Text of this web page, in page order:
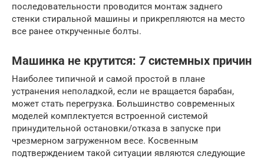
последовательности проводится монтаж заднего
стенки стиральной машины и прикрепляются на место
все ранее открученные болты.
Машинка не крутится: 7 системных причин
Наиболее типичной и самой простой в плане
устранения неполадкой, если не вращается барабан,
может стать перегрузка. Большинство современных
моделей комплектуется встроенной системой
принудительной остановки/отказа в запуске при
чрезмерном загруженном весе. Косвенным
подтверждением такой ситуации являются следующие